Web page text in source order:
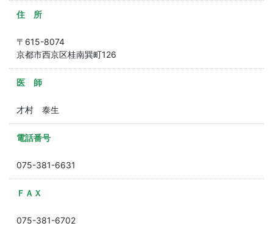
住 所
〒615-8074
京都市西京区桂南巽町126
医 師
才村 泰生
電話番号
075-381-6631
ＦＡＸ
075-381-6702